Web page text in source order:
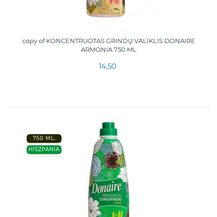
copy of KONCENTRUOTAS GRINDŲ VALIKLIS DONAIRE
ARMONIA 750 ML
14,50
750 ML.
HISZPANIA